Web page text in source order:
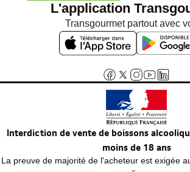
L'application
Transgourmet partout avec
Interdiction de vente de boissons
moins de 18 ans
La preuve de majorité de l'acheteur est exigée